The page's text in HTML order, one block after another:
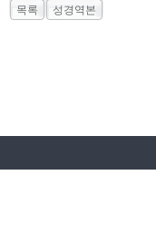
목록 성경역본